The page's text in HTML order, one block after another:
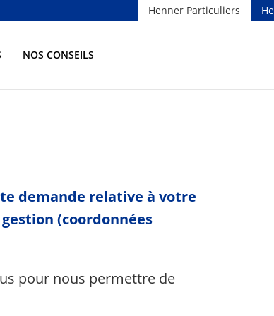
Henner Particuliers
NOS CONSEILS
demande relative à votre
(coordonnées
pour nous permettre de